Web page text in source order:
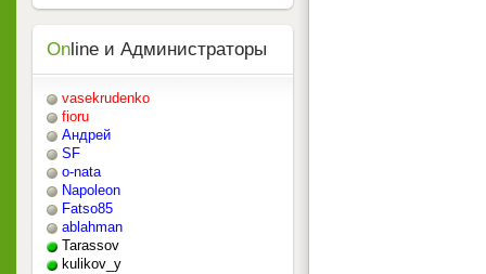
On line и Администраторы
vasekrudenko
fioru
Андрей
SF
o-nata
Napoleon
Fatso85
ablahman
Tarassov
kulikov_y